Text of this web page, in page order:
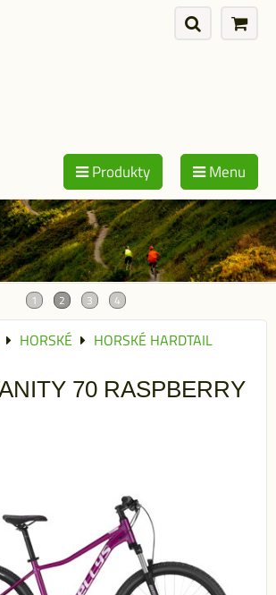
Produkty Menu
HORSKÉ
HORSKÉ HARDTAIL
70 RASPBERRY